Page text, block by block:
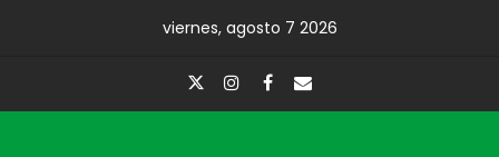
viernes, agosto 7 2026